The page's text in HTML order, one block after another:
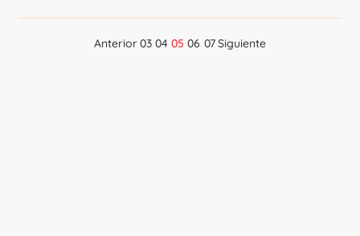
Anterior03 04 05 06 07Siguiente